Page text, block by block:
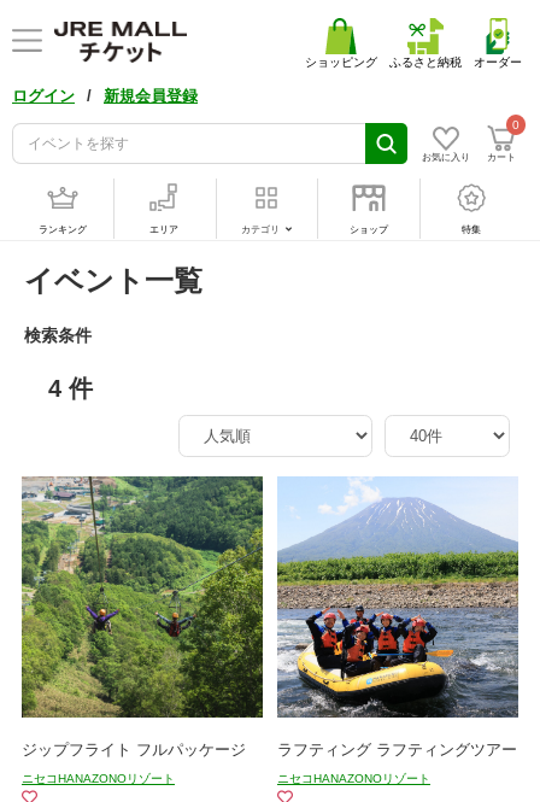
ログイン / 新規会員登録
お気に入り
0
カート
ショッピング ふるさと納税 オーダー
ランキング エリア カテゴリ ショップ 特集
イベント一覧
検索条件
4 件
ジップフライト フルパッケージ
ニセコHANAZONOリゾート
ラフティング ラフティングツアー
ニセコHANAZONOリゾート